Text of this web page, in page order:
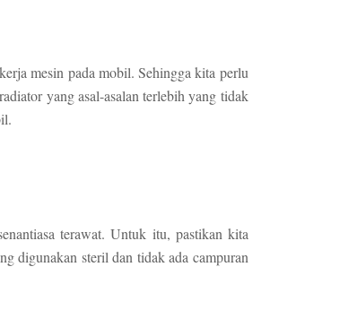
mesin pada mobil. Sehingga kita perlu
yang asal-asalan terlebih yang tidak
terawat. Untuk itu, pastikan kita
digunakan steril dan tidak ada campuran